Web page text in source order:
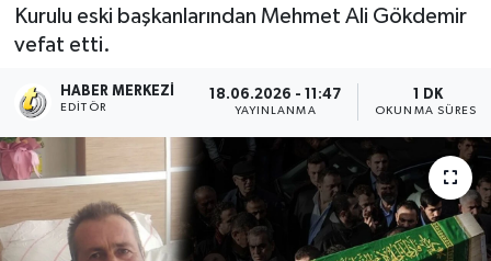
Kurulu eski başkanlarından Mehmet Ali Gökdemir
vefat etti.
HABER MERKEZI
EDITÖR
18.06.2026 - 11:47
YAYINLANMA
1 DK
OKUNMA SÜRESI